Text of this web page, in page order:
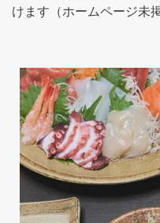
けます（ホームページ未